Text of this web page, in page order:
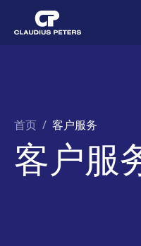
首页 / 客户服务
客户服